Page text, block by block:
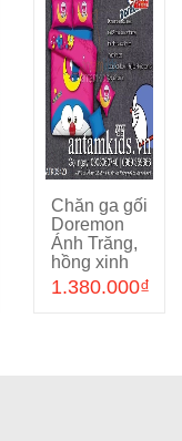
Chọn sản phẩm
Chăn ga gối
Doremon
Ánh Trăng,
hồng xinh
lung linh
cho bé gái
1.380.000₫